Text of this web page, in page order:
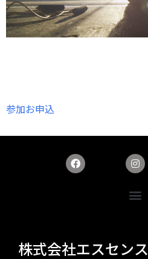
参加お申込
株式会社エスセンス